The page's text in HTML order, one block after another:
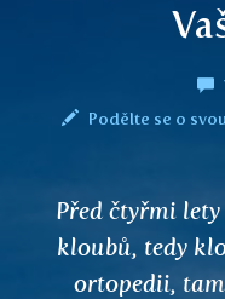
Podělte se o
Před čtyřmi
kloubů, tedy
ortopedii,